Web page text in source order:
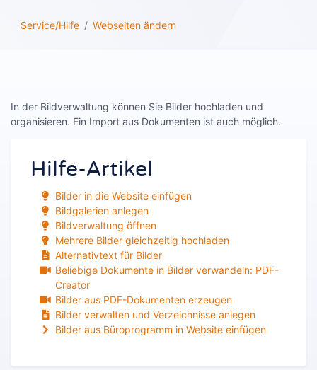
Service/Hilfe Webseiten ändern
In der Bildverwaltung können Sie Bilder hochladen und
organisieren. Ein Import aus Dokumenten ist auch möglich.
Hilfe-Artikel
Bilder in die Website einfügen
Bildgalerien anlegen
Bildverwaltung öffnen
Mehrere Bilder gleichzeitig hochladen
Alternativtext für Bilder
Beliebige Dokumente in Bilder verwandeln: PDF-
Creator
Bilder aus PDF-Dokumenten erzeugen
Bilder verwalten und Verzeichnisse anlegen
Bilder aus Büroprogramm in Website einfügen